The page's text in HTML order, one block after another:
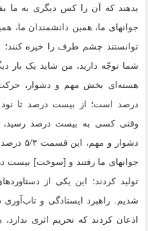
بدهند که آن را کس دیگرى به ما
جوانهاى ما، همین دانشمندان
توانستند چشم طرف را خیره
هسته‌اى بخش مهم و دشوار،
درصد است؛ از بیست درصد تا
وقتى کسى به بیست درصد
دشوار
جوانهاى ما رفتند و [سوخت‌] بیست
تولید کردند؛ این یکى از
شدیم. راهبرد ایستادگى و تاب‌آورى
اذعان کردند که تحریم اثرى ندارد،